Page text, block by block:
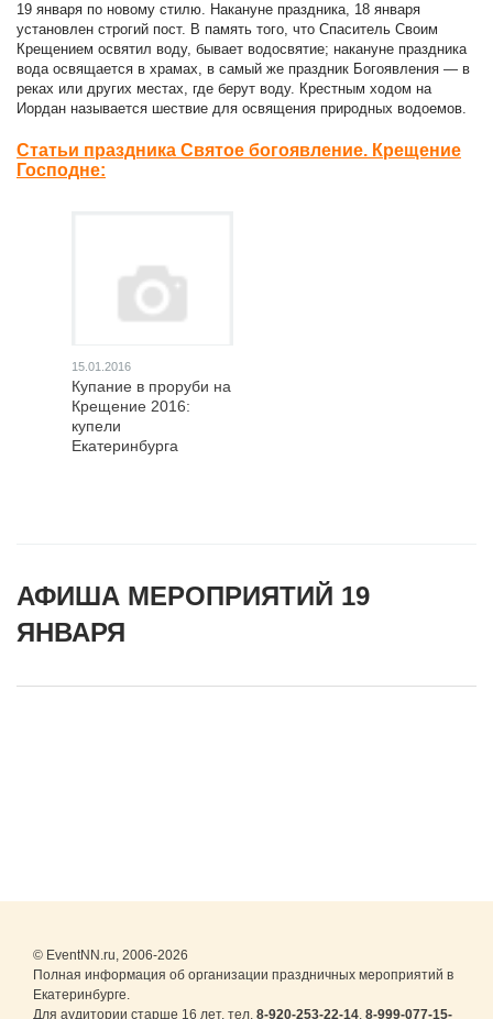
19 января по новому стилю. Накануне праздника, 18 января
установлен строгий пост. В память того, что Спаситель Своим
Крещением освятил воду, бывает водосвятие; накануне праздника
вода освящается в храмах, в самый же праздник Богоявления — в
реках или других местах, где берут воду. Крестным ходом на
Иордан называется шествие для освящения природных водоемов.
Статьи праздника Святое богоявление. Крещение
Господне:
15.01.2016
Купание в проруби на
Крещение 2016:
купели
Екатеринбурга
АФИША МЕРОПРИЯТИЙ 19
ЯНВАРЯ
© EventNN.ru, 2006-2026
Полная информация об организации праздничных мероприятий в
Екатеринбурге.
Для аудитории старше 16 лет. тел. 8-920-253-22-14, 8-999-077-15-